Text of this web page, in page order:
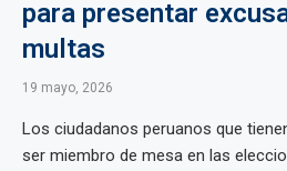
para presentar
multas
19 mayo, 2026
Los ciudadanos peruanos que
ser miembro de mesa en las